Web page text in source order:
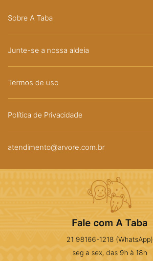
Sobre A Taba
Junte-se a nossa aldeia
Termos de uso
Política de Privacidade
atendimento@arvore.com.br
Fale com A Taba
21 98166-1218 (WhatsApp)
seg a sex, das 9h à 18h